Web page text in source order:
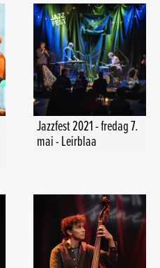
Jazzfest 2021 - fredag 7.
mai - Leirblaa